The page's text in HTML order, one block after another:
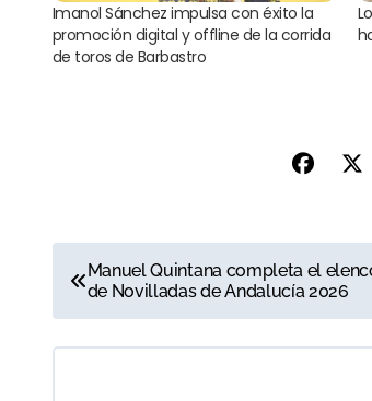
Imanol Sánchez impulsa con éxito la
promoción digital y offline de la corrida
de toros de Barbastro
N
a
v
Manuel Quintana completa el
de Novilladas de Andalucía 2026